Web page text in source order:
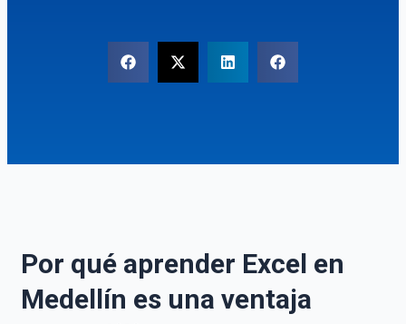
Por qué aprender Excel en
Medellín es una ventaja